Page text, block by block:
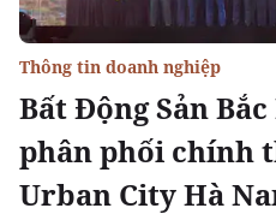
Bất Động Sản
phân phối chính
Urban City Hà
Thông tin doanh nghiệp